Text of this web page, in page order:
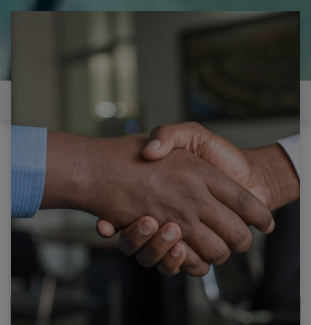
il est temps de
réparer...Electronique 66 est
heureux de vous aider
Tous les produits
PHILIPS 50PFP5532D-12 50" HD W2 X-MAIN 2L
LJ41-04216A R2.9